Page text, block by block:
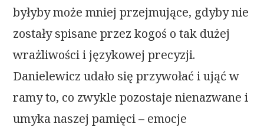
byłyby może mniej przejmujące, gdyby nie
zostały spisane przez kogoś o tak dużej
wrażliwości i językowej precyzji.
Danielewicz udało się przywołać i ująć w
ramy to, co zwykle pozostaje nienazwane i
umyka naszej pamięci – emocje